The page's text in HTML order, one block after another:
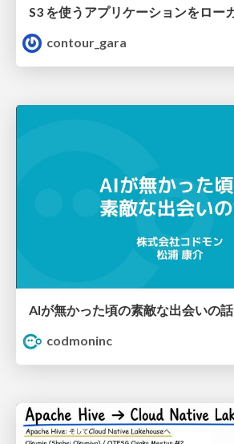
contour_gara
AIが無かった頃の素敵な出会いの話
codmoninc